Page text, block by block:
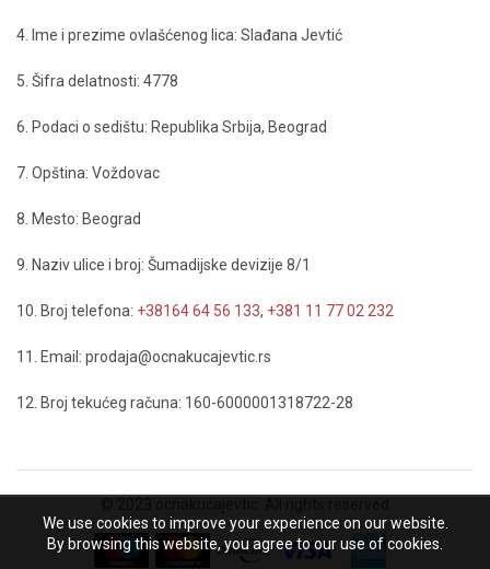
4. Ime i prezime ovlašćenog lica: Slađana Jevtić
5. Šifra delatnosti: 4778
6. Podaci o sedištu: Republika Srbija, Beograd
7. Opština: Voždovac
8. Mesto: Beograd
9. Naziv ulice i broj: Šumadijske devizije 8/1
10. Broj telefona: +38164 64 56 133, +381 11 77 02 232
11. Email: prodaja@ocnakucajevtic.rs
12. Broj tekućeg računa: 160-6000001318722-28
We use cookies to improve your experience on our website.
By browsing this website, you agree to our use of cookies.